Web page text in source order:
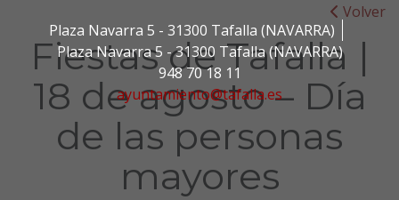
Plaza Navarra 5 - 31300 Tafalla (NAVARRA)
Plaza Navarra 5 - 31300 Tafalla (NAVARRA)
948 70 18 11
ayuntamiento@tafalla.es
Volver
Fiestas de Tafalla |
18 de agosto – Día
de las personas
mayores